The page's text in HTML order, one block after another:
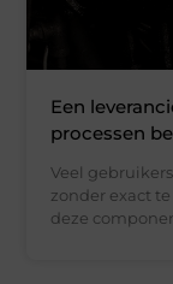
Een
processen
Veel
zonder exact
deze